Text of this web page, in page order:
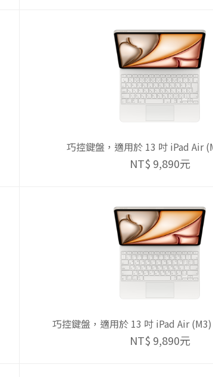
巧控鍵盤，適用於 13 吋 iPad Air
NT$ 9,890元
巧控鍵盤，適用於 13 吋 iPad Air
NT$ 9,890元